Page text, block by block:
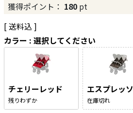
獲得ポイント： 180 pt
送料込
カラー
選択してください
チェリーレッド
残りわずか
エスプレッソ
在庫切れ